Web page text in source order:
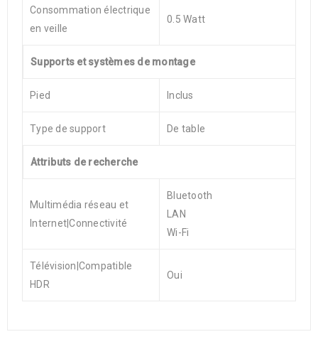
Consommation électrique
en veille
0.5 Watt
Supports et systèmes de montage
Pied Inclus
Type de support De table
Attributs de recherche
Multimédia réseau et
Internet|Connectivité
Bluetooth
LAN
Wi-Fi
Télévision|Compatible
HDR
Oui